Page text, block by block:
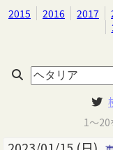
2015 2016 2017
1～